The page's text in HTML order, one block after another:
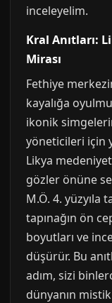
inceleyelim.
Kral Anıtları:
Mirası
Fethiye
kayalığa
ikonik
yöneticileri için
Likya
gözler önüne
M.Ö. 4. yüzyıla
tapınağın ön
boyutları ve
düşürür. Bu
adım, sizi
dünyanın